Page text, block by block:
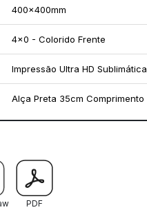
400x400mm
4x0 - Colorido Frente
Impressão Ultra HD Sublimática
Alça Preta 35cm Comprimento
utilizar os nossos gabaritos
PDF